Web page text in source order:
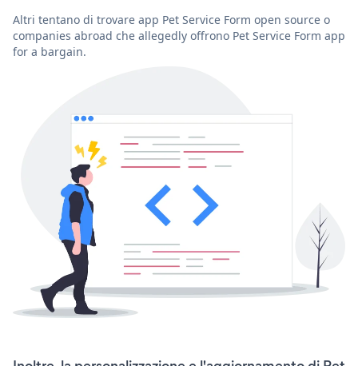
Altri tentano di trovare app Pet Service Form open source o
companies abroad che allegedly offrono Pet Service Form app
for a bargain.